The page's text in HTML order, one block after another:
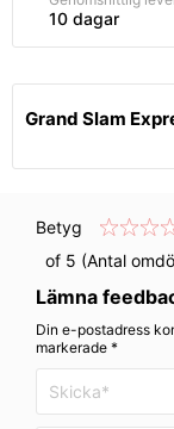
10 dagar
Grand Slam
Betyg
of 5 (Antal
Lämna
Din e-postadress
markerade *